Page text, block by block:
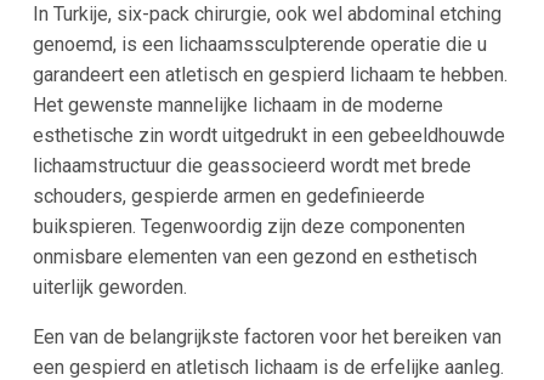
In Turkije, six-pack chirurgie, ook wel abdominal etching
genoemd, is een lichaamssculpterende operatie die u
garandeert een atletisch en gespierd lichaam te hebben.
Het gewenste mannelijke lichaam in de moderne
esthetische zin wordt uitgedrukt in een gebeeldhouwde
lichaamstructuur die geassocieerd wordt met brede
schouders, gespierde armen en gedefinieerde
buikspieren. Tegenwoordig zijn deze componenten
onmisbare elementen van een gezond en esthetisch
uiterlijk geworden.
Een van de belangrijkste factoren voor het bereiken van
een gespierd en atletisch lichaam is de erfelijke aanleg.